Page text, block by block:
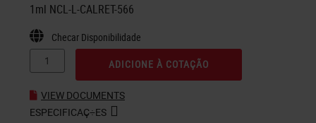
1ml NCL-L-CALRET-566
Checar Disponibilidade
ADICIONE À COTAÇÃO
VIEW DOCUMENTS
ESPECIFICAÇ÷ES